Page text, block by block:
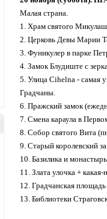
Малая страна.
1. Храм святого
2. Церковь Девы Марии
3. Фуникулер в парке
4. Замок Блудиште с
5. Улица Сihelna - самая
Градчаны.
6. Пражский замок
7. Смена караула в
8. Собор святого Вита
9. Старый королевский
10. Базилика и
11. Злата улочка +
12. Градчанская
13. Библиотеки